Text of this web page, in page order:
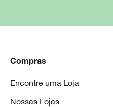
Compras
Encontre uma Loja
Nossas Lojas